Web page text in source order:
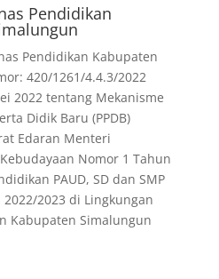
Pendidikan
Pendidikan Kabupaten
420/1261/4.4.3/2022
2022 tentang Mekanisme
Didik Baru (PPDB)
Edaran Menteri
Nomor 1 Tahun
PAUD, SD dan SMP
2023 di Lingkungan
Kabupaten Simalungun